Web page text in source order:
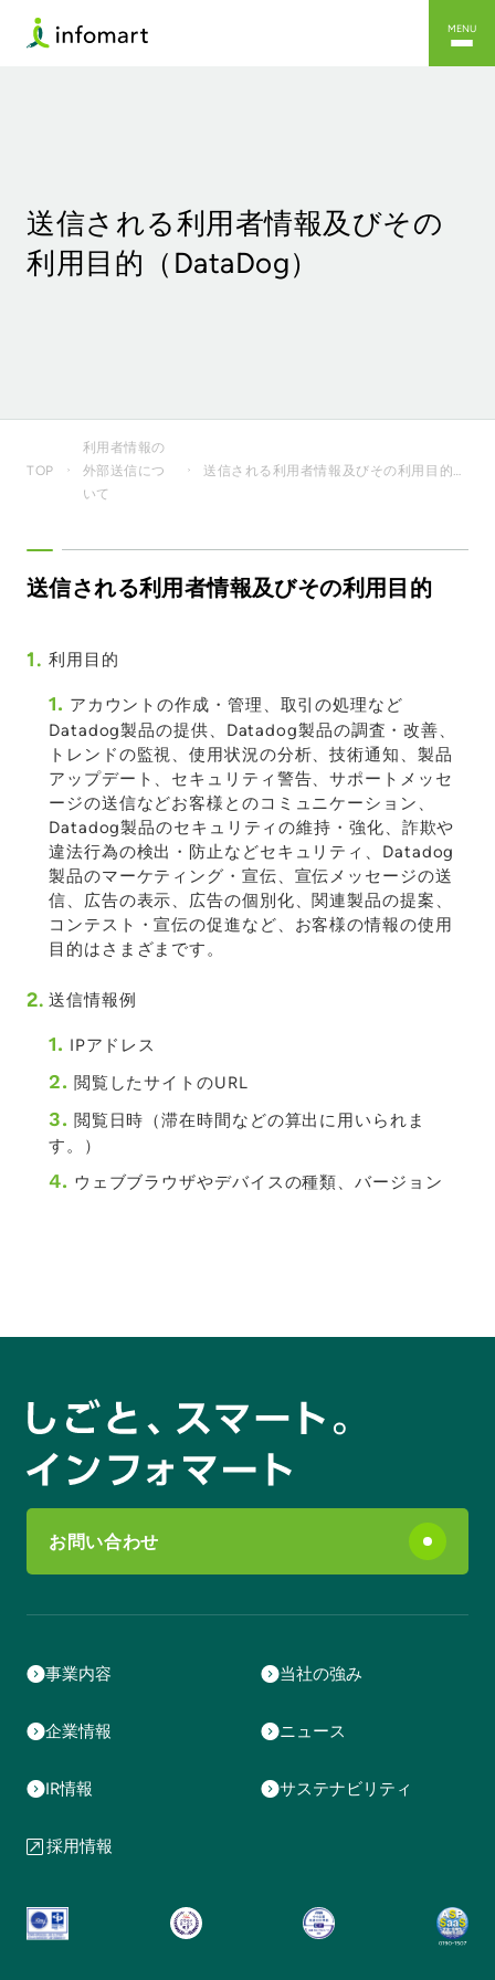
MENU
送信される利用者情報及びその
利用目的（DataDog）
TOP
利用者情報の
外部送信につ
いて
送信される利用者情報及びその利用目的
1. 利用目的
1. アカウントの作成・管理、取引の処理など
Datadog製品の提供、Datadog製品の調査・改善、
トレンドの監視、使用状況の分析、技術通知、製品
アップデート、セキュリティ警告、サポートメッセ
ージの送信などお客様とのコミュニケーション、
Datadog製品のセキュリティの維持・強化、詐欺や
違法行為の検出・防止などセキュリティ、Datadog
製品のマーケティング・宣伝、宣伝メッセージの送
信、広告の表示、広告の個別化、関連製品の提案、
コンテスト・宣伝の促進など、お客様の情報の使用
目的はさまざまです。
2. 送信情報例
1. IPアドレス
2. 閲覧したサイトのURL
3. 閲覧日時（滞在時間などの算出に用いられま
す。）
4. ウェブブラウザやデバイスの種類、バージョン
お問い合わせ
事業内容 当社の強み
企業情報 ニュース
IR情報 サステナビリティ
採用情報